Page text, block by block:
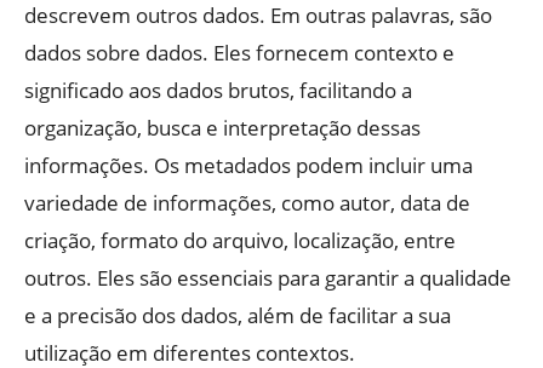
descrevem outros dados. Em outras palavras, são
dados sobre dados. Eles fornecem contexto e
significado aos dados brutos, facilitando a
organização, busca e interpretação dessas
informações. Os metadados podem incluir uma
variedade de informações, como autor, data de
criação, formato do arquivo, localização, entre
outros. Eles são essenciais para garantir a qualidade
e a precisão dos dados, além de facilitar a sua
utilização em diferentes contextos.